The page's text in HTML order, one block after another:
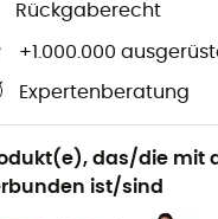
Rückgaberecht
+1.000.000
Expertenberatung
das/die mit
ist/sind